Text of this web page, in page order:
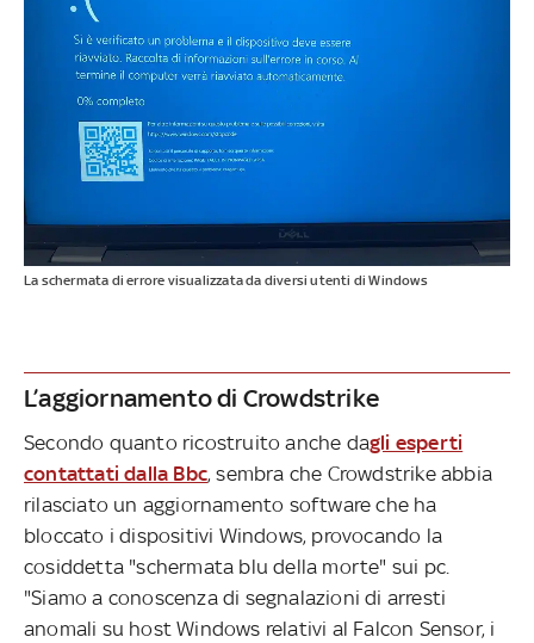
La schermata di errore visualizzata da diversi utenti di Windows
L’aggiornamento di Crowdstrike
Secondo quanto ricostruito anche dagli esperti
contattati dalla Bbc, sembra che Crowdstrike abbia
rilasciato un aggiornamento software che ha
bloccato i dispositivi Windows, provocando la
cosiddetta "schermata blu della morte" sui pc.
"Siamo a conoscenza di segnalazioni di arresti
anomali su host Windows relativi al Falcon Sensor, i